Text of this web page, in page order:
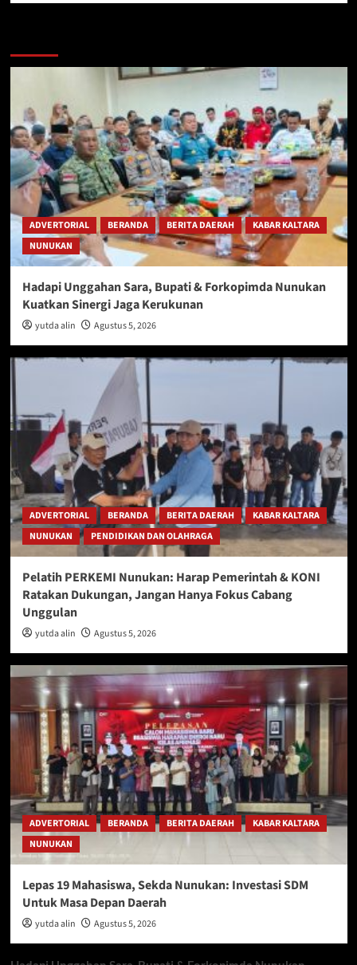
ADVERTORIAL BERANDA BERITA DAERAH
KABAR KALTARA
NUNUKAN
Hadapi Unggahan Sara, Bupati & Forkopimda Nunukan
Kuatkan Sinergi Jaga Kerukunan
yutda alin Agustus 5, 2026
ADVERTORIAL BERANDA BERITA DAERAH
KABAR KALTARA
NUNUKAN
PENDIDIKAN DAN OLAHRAGA
Pelatih PERKEMI Nunukan: Harap Pemerintah & KONI
Ratakan Dukungan, Jangan Hanya Fokus Cabang
Unggulan
yutda alin Agustus 5, 2026
ADVERTORIAL BERANDA BERITA DAERAH
KABAR KALTARA
NUNUKAN
Lepas 19 Mahasiswa, Sekda Nunukan: Investasi SDM
Untuk Masa Depan Daerah
yutda alin Agustus 5, 2026